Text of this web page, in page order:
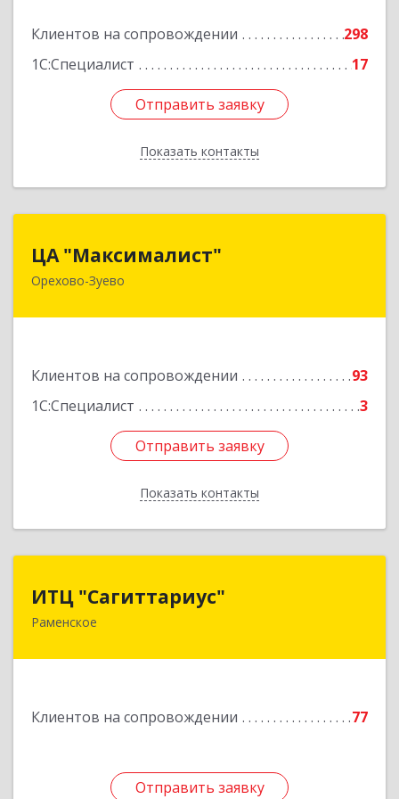
Клиентов на сопровождении
298
1С:Специалист
17
Отправить заявку
Показать контакты
Отправить заявку
Назад
ЦА "Максималист"
Орехово-Зуево
Клиентов на сопровождении
93
1С:Специалист
3
Отправить заявку
Показать контакты
142600, Московская обл, Орехово-Зуево г,
Отправить заявку
Назад
ИТЦ "Сагиттариус"
Раменское
Клиентов на сопровождении 77
Отправить заявку
Отправить заявку